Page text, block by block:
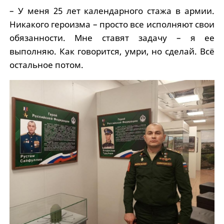
– У меня 25 лет календарного стажа в армии.
Никакого героизма – просто все исполняют свои
обязанности. Мне ставят задачу – я ее
выполняю. Как говорится, умри, но сделай. Всё
остальное потом.